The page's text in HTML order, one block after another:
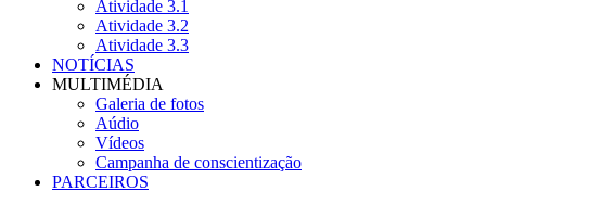
Atividade 3.1
Atividade 3.2
Atividade 3.3
NOTÍCIAS
MULTIMÉDIA
Galeria de fotos
Aúdio
Vídeos
Campanha de conscientização
PARCEIROS